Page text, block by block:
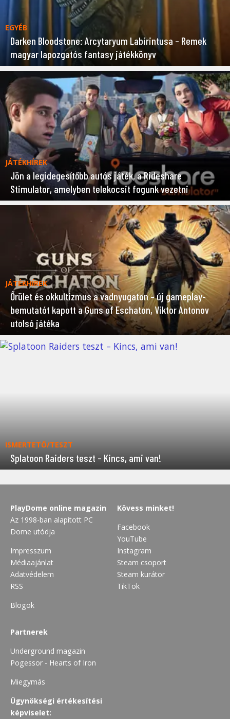
EGYÉB
Darken Bloodstone: Arcytaryum Labirintusa – Remek
magyar lapozgatós fantasy játékkönyv
JÁTÉKHÍREK
Jön a legidegesítőbb autós játék, a Rideshare
Stimulator, amelyben telekocsit fogunk vezetni
JÁTÉKHÍREK
Őrület és okkultizmus a vadnyugaton – új gameplay-
bemutatót kapott a Guns of Eschaton, Viktor Antonov
utolsó játéka
ISMERTETŐ/TESZT
Splatoon Raiders teszt – Kincs, ami van!
PlayDome online magazin
Az 1998-ban alapított PC
Dome utódja
Impresszum
Médiaajánlat
Adatvédelem
RSS
Blogok
Kövess minket!
Facebook
YouTube
Instagram
Steam csoport
Steam kurátor
TikTok
Partnerek
Underground magazin
Pogessor - Hearts of Iron
Miegymás
Ügynökségi értékesítési
képviselet: